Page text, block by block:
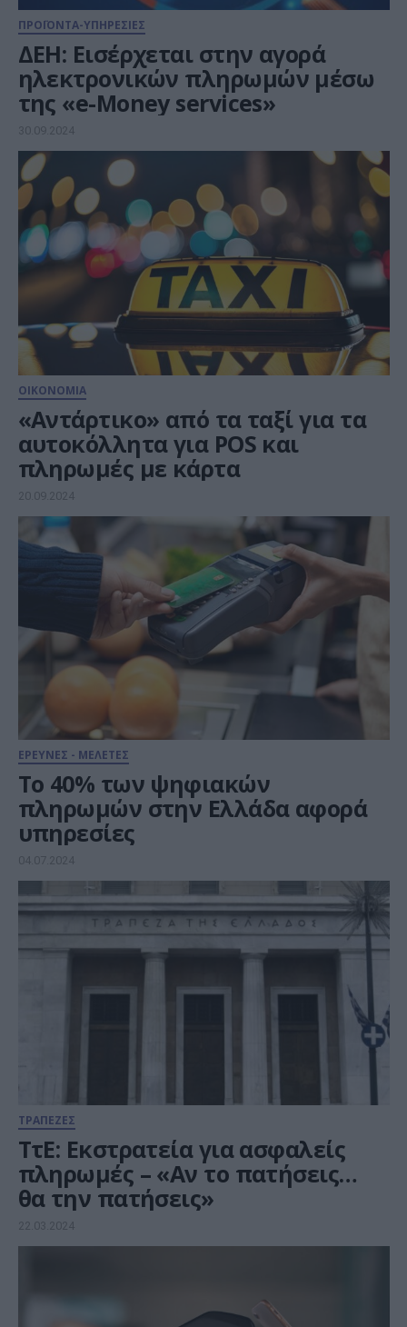
ΠΡΟΪΟΝΤΑ-ΥΠΗΡΕΣΙΕΣ
ΔΕΗ: Εισέρχεται στην αγορά
ηλεκτρονικών πληρωμών μέσω
της «e-Money services»
30.09.2024
ΟΙΚΟΝΟΜΙΑ
«Αντάρτικο» από τα ταξί για τα
αυτοκόλλητα για POS και
πληρωμές με κάρτα
20.09.2024
ΕΡΕΥΝΕΣ - ΜΕΛΕΤΕΣ
Το 40% των ψηφιακών
πληρωμών στην Ελλάδα αφορά
υπηρεσίες
04.07.2024
ΤΡΑΠΕΖΕΣ
ΤτΕ: Εκστρατεία για ασφαλείς
πληρωμές – «Αν το πατήσεις…
θα την πατήσεις»
22.03.2024